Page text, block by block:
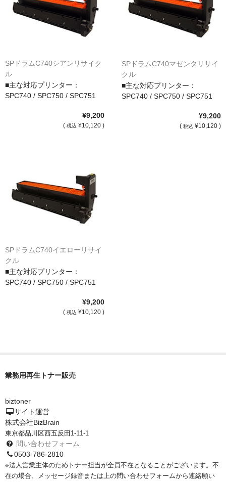
サイトマップ
SPドラムC740シアンリサイク
ル
■主な対応プリンター：
SPC740 / SPC750 / SPC751
¥9,200
( 税込 ¥10,120 )
SPドラムC740マゼンタリサイ
クル
■主な対応プリンター：
SPC740 / SPC750 / SPC751
¥9,200
( 税込 ¥10,120 )
SPドラムC740イエローリサイ
クル
■主な対応プリンター：
SPC740 / SPC750 / SPC751
¥9,200
( 税込 ¥10,120 )
業務用再生トナー販売
biztoner
サイト運営
株式会社BizBrain
東京都品川区西五反田1-11-1
問い合わせフォーム
0503-786-2810
※法人営業主体のためトナー担当が全員不在となることがございます。不
在の場合、メッセージ録音または上の問い合わせフォームから連絡願い